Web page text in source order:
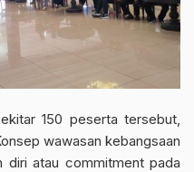
150 peserta tersebut,
wawasan kebangsaan
diri atau commitment pada